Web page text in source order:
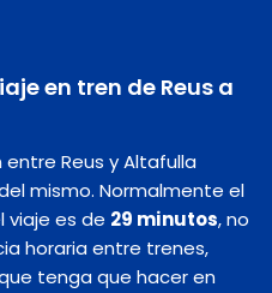
en tren de Reus a
Reus y Altafulla
mismo. Normalmente el
viaje es de 29 minutos, no
horaria entre trenes,
tenga que hacer en